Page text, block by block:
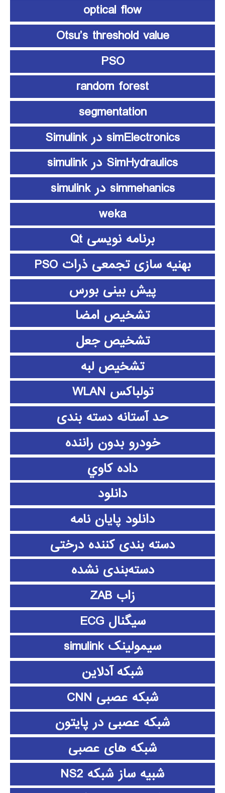
optical flow
Otsu’s threshold value
PSO
random forest
segmentation
simElectronics در Simulink
SimHydraulics در simulink
simmehanics در simulink
weka
برنامه نویسی Qt
بهنیه سازی تجمعی ذرات PSO
پیش بینی بورس
تشخیص امضا
تشخیص جعل
تشخیص لبه
تولباکس WLAN
حد آستانه دسته بندی
خودرو بدون راننده
داده كاوي
دانلود
دانلود پايان نامه
دسته بندی کننده درختی
دسته‌بندی نشده
زاب ZAB
سیگنال ECG
سیمولینک simulink
شبکه آدلاین
شبکه عصبی CNN
شبکه عصبی در پایتون
شبکه های عصبی
شبیه ساز شبکه NS2